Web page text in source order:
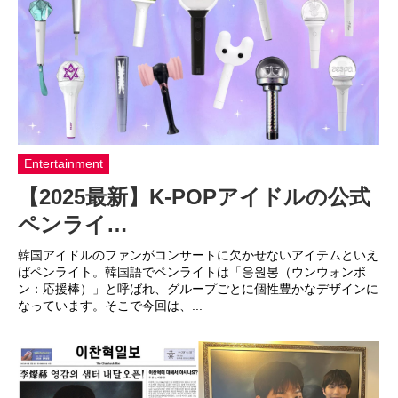
Entertainment
【2025最新】K-POPアイドルの公式
ペンライ…
韓国アイドルのファンがコンサートに欠かせないアイテムといえ
ばペンライト。韓国語でペンライトは「응원봉（ウンウォンボ
ン：応援棒）」と呼ばれ、グループごとに個性豊かなデザインに
なっています。そこで今回は、...